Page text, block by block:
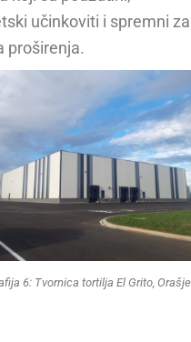
učinkoviti i spremni za
proširenja.
6: Tvornica tortilja El Grito, Orašje